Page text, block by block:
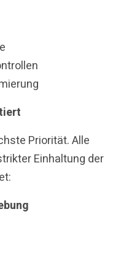
Priorität. Alle
Einhaltung der